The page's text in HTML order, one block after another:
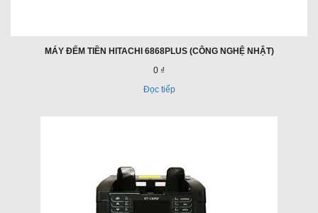
MÁY ĐẾM TIỀN HITACHI 6868PLUS (CÔNG NGHỆ NHẬT)
0 ₫
Đọc tiếp